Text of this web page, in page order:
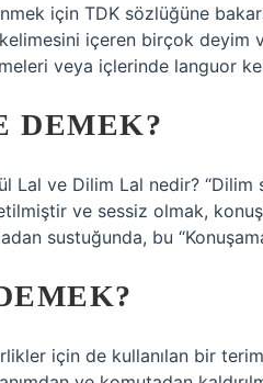
için TDK sözlüğüne
içeren birçok deyim
veya içlerinde languor
DEMEK?
Lal ve Dilim Lal nedir? “Dilim
ve sessiz olmak,
sustuğunda, bu
için de kullanılan bir